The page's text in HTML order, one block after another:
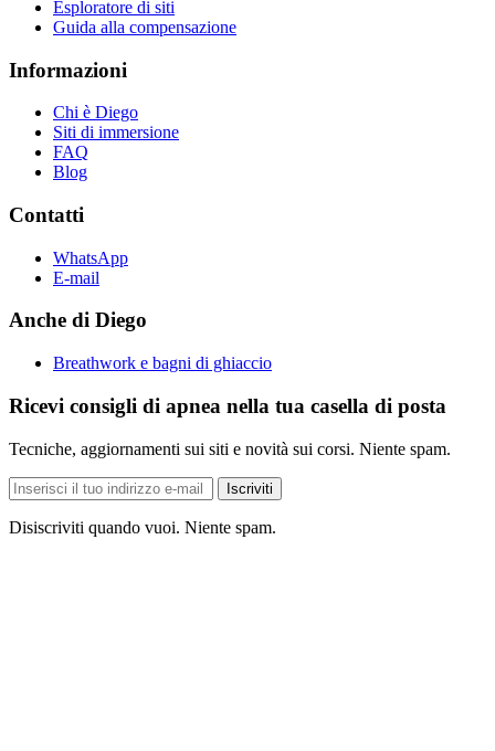
Esploratore di siti
Guida alla compensazione
Informazioni
Chi è Diego
Siti di immersione
FAQ
Blog
Contatti
WhatsApp
E-mail
Anche di Diego
Breathwork e bagni di ghiaccio
Ricevi consigli di apnea nella tua casella di posta
Tecniche, aggiornamenti sui siti e novità sui corsi. Niente spam.
Indirizzo
e-
mail
Iscriviti
Disiscriviti quando vuoi. Niente spam.